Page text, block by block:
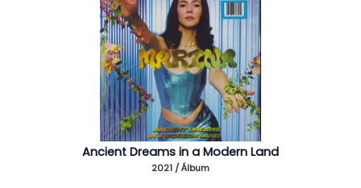
Ancient Dreams in a Modern Land
2021 / Álbum